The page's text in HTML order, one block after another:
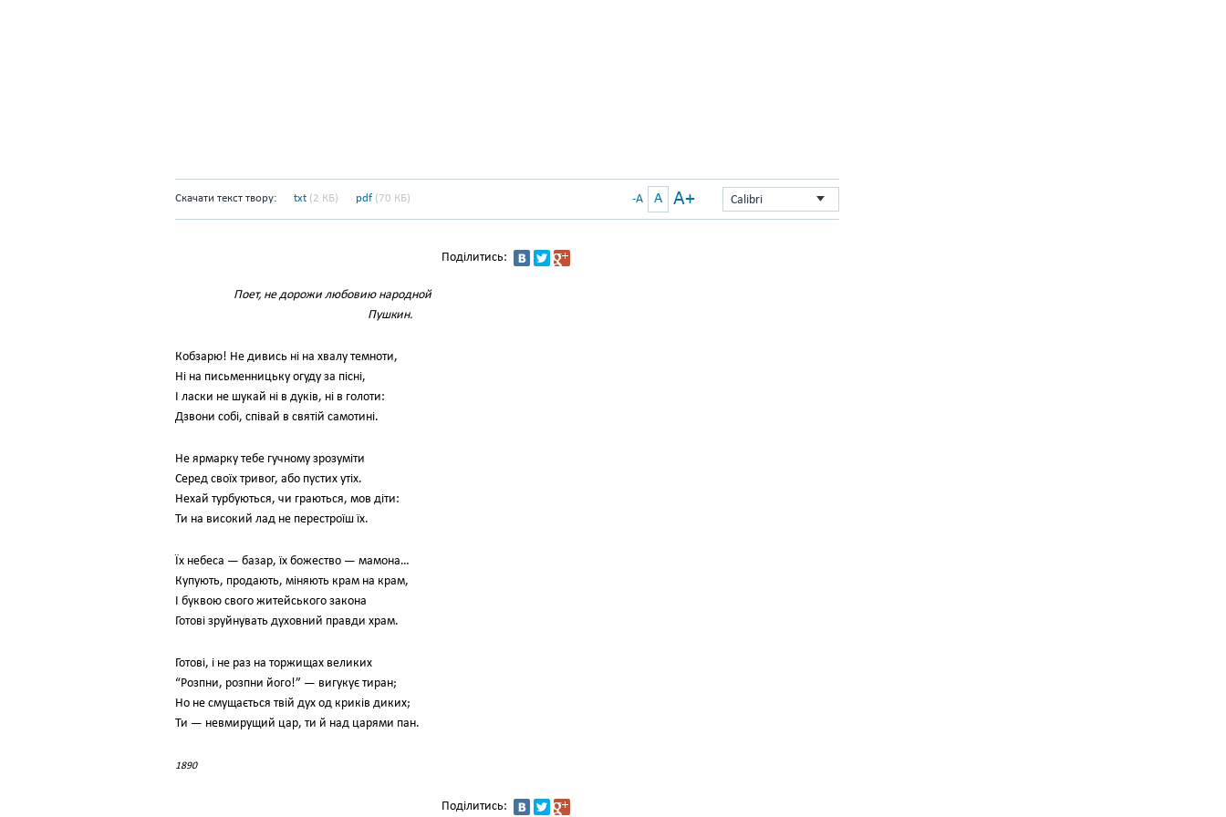
Скачати текст твору: txt (2 КБ) pdf (70 КБ) Calibri
-A A A+
Поділитись:
Поет, не дорожи любовию народной
Пушкин.
Кобзарю! Не дивись ні на хвалу темноти,
Ні на письменницьку огуду за пісні,
І ласки не шукай ні в дуків, ні в голоти:
Дзвони собі, співай в святій самотині.
Не ярмарку тебе гучному зрозуміти
Серед своїх тривог, або пустих утіх.
Нехай турбуються, чи граються, мов діти:
Ти на високий лад не перестроїш їх.
Їх небеса — базар, їх божество — мамона…
Купують, продають, міняють крам на крам,
І буквою свого житейського закона
Готові зруйнувать духовний правди храм.
Готові, і не раз на торжищах великих
“Розпни, розпни його!” — вигукує тиран;
Но не смущається твій дух од криків диких;
Ти — невмирущий цар, ти й над царями пан.
1890
Поділитись: